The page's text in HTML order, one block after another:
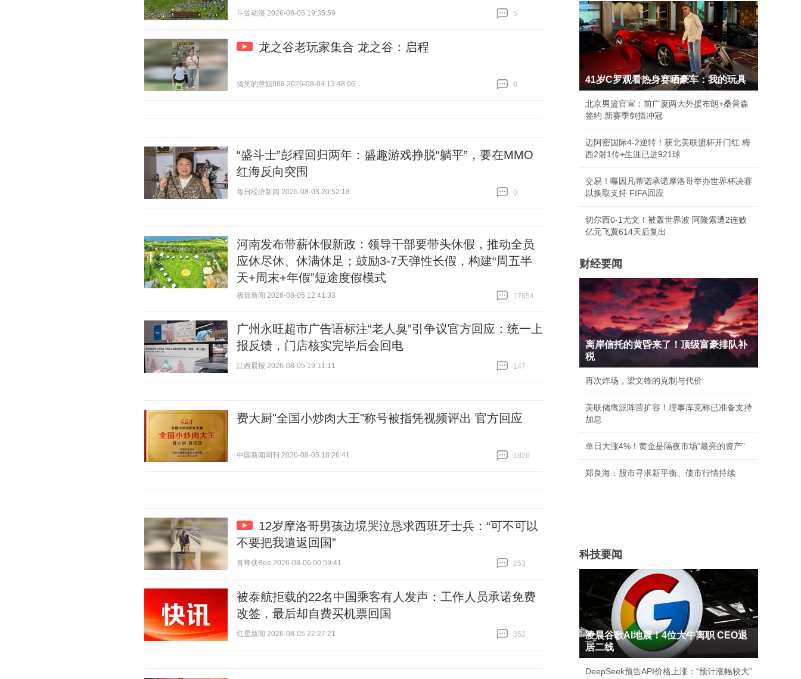
斗笠动漫 2026-08-05 19:35:59
5
龙之谷老玩家集合 龙之谷：启程
搞笑的慧姐888 2026-08-04 13:48:06
0
“盛斗士”彭程回归两年：盛趣游戏挣脱“躺平”，要在MMO
红海反向突围
每日经济新闻 2026-08-03 20:52:18
0
河南发布带薪休假新政：领导干部要带头休假，推动全员
应休尽休、休满休足；鼓励3-7天弹性长假，构建“周五半
天+周末+年假”短途度假模式
极目新闻 2026-08-05 12:41:33
17654
广州永旺超市广告语标注“老人臭”引争议官方回应：统一上
报反馈，门店核实完毕后会回电
江西晨报 2026-08-05 19:11:11
147
费大厨"全国小炒肉大王"称号被指凭视频评出 官方回应
中国新闻周刊 2026-08-05 18:26:41
1826
12岁摩洛哥男孩边境哭泣恳求西班牙士兵：“可不可以
不要把我遣返回国”
青蜂侠Bee 2026-08-06 00:59:41
253
被泰航拒载的22名中国乘客有人发声：工作人员承诺免费
改签，最后却自费买机票回国
红星新闻 2026-08-05 22:27:21
352
41岁C罗观看热身赛晒豪车：我的玩具
北京男篮官宣：前广厦两大外援布朗+桑普森
签约 新赛季剑指冲冠
迈阿密国际4-2逆转！获北美联盟杯开门红 梅
西2射1传+生涯已进921球
交易！曝因凡蒂诺承诺摩洛哥举办世界杯决赛
以换取支持 FIFA回应
切尔西0-1尤文！被轰世界波 阿隆索遭2连败
亿元飞翼614天后复出
财经要闻
离岸信托的黄昏来了！顶级富豪排队补
税
再次炸场，梁文锋的克制与代价
美联储鹰派阵营扩容！理事库克称已准备支持
加息
单日大涨4%！黄金是隔夜市场“最亮的资产”
郑良海：股市寻求新平衡、债市行情持续
科技要闻
凌晨谷歌AI地震！4位大牛离职 CEO退
居二线
DeepSeek预告API价格上涨：“预计涨幅较大”